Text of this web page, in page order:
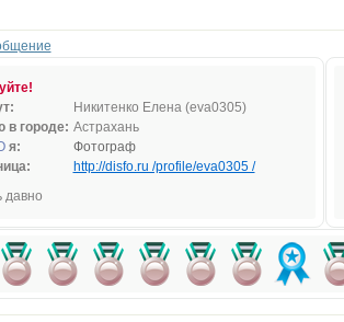
Никитенко Елена (eva0305)
в городе: Астрахань
я:
Фотограф
http://disfo.ru /profile/eva0305 /
давно